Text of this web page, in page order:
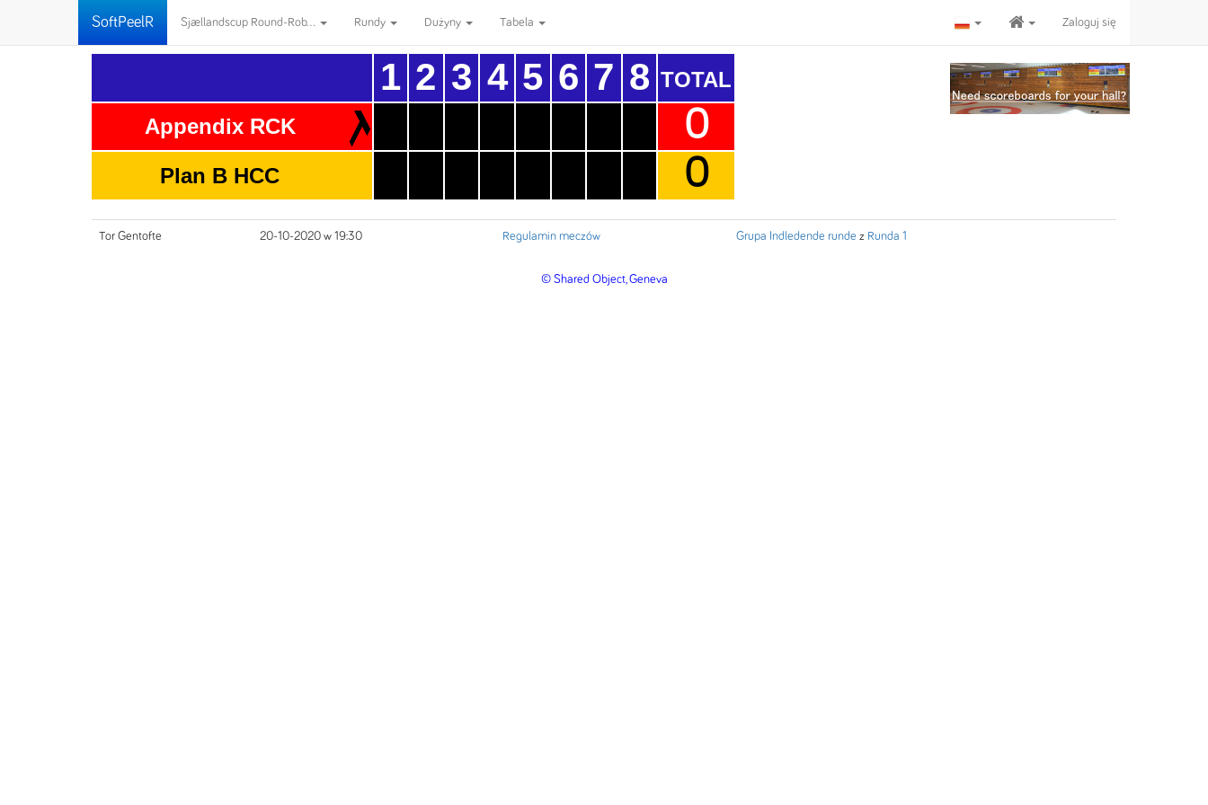
SoftPeelR Sjællandscup Round-Rob... Rundy Dużyny Tabela Zaloguj się
Appendix RCK
Plan B HCC
1 2 3 4 5 6 7 8 TOTAL
0
0
Tor Gentofte 20-10-2020 w 19:30 Regulamin meczów Grupa Indledende runde z Runda 1
© Shared Object, Geneva